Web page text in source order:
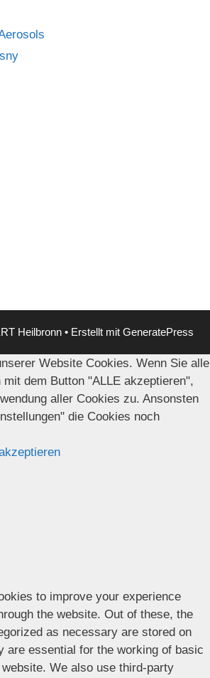
Heilbronn • Erstellt mit GeneratePress
Website Cookies. Wenn Sie alle
dem Button "ALLE akzeptieren",
aller Cookies zu. Ansonsten
die Cookies noch
to improve your experience
the website. Out of these, the
as necessary are stored on
are essential for the working of basic
We also use third-party